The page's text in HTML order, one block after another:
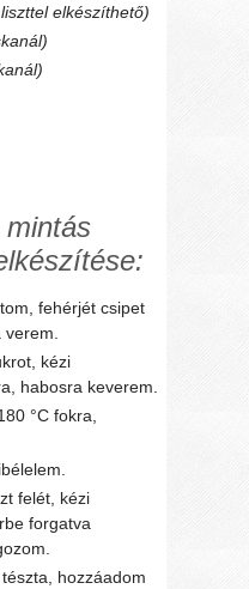
elkészíthető)
mintás
fehérjét csipet
verem.
kézi
habosra keverem.
°C fokra,
felét, kézi
forgatva
hozzáadom